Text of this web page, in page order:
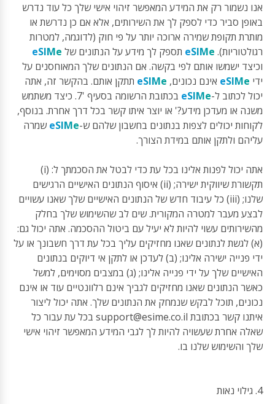
אנו נשמור רק את המידע המאפשר זיהוי אישי שלך כל עוד נדרש
באופן סביר כדי לספק לך את השירותים, אלא אם כן נדרשת או
מותרת תקופת שמירה ארוכה יותר על פי חוק (לדוגמה, למטרות
רגולטוריות). eSIMe תספק לך מידע על הנתונים של eSIMe
וכיצד ישמשו אותם לפי בקשה. אם הנתונים שלך המאוחסנים על
ידי eSIMe אינם נכונים, eSIMe תתקן אותם. בהקשר זה, אתה
יכול לכתוב ל-eSIMe
בכתובת הרשומה בסעיף '7. כיצד משתמש
משנה או מעדכן מידע?' או יוצר איתו קשר בכל דרך אחרת. בנוסף,
לקוחות יכולים לצפות בנתונים בחשבון שלהם ש-eSIMe שמרה
עליהם ולתקן אותם במידת הצורך.
אתה יכול לפנות אלינו בכל עת כדי לבטל את הסכמתך ל: (i)
תקשורת שיווקית ישירה; (ii) איסוף הנתונים האישיים הרגישים
שלנו; (iii) כל עיבוד חדש של הנתונים האישיים שלך שאנו עשויים
לבצע מעבר למטרה המקורית. שים לב שהשימוש שלך בחלק
מהשירותים עשוי להיות לא יעיל עם ביטול ההסכמה. אתה יכול גם:
(א) לגשת לנתונים שאנו מחזיקים עליך בכל עת דרך חשבונך או על
ידי פנייה ישירה אלינו; (ב) לעדכן או לתקן אי דיוקים בנתונים
האישיים שלך על ידי פנייה אלינו; (ג) במצבים מסוימים, למשל
כאשר הנתונים שאנו מחזיקים לגביך אינם רלוונטיים עוד או אינם
נכונים, תוכל לבקש שנמחק את הנתונים שלך. אתה יכול ליצור
איתנו קשר בכתובת support@esime.co.il בכל עת עבור כל
שאלה אחרת שעשויה להיות לך לגבי המידע המאפשר זיהוי אישי
שלך והשימוש שלנו בו.
4. גילוי נאות